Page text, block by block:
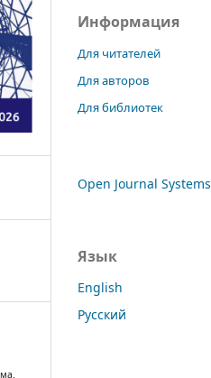
Информация
Для читателей
Для авторов
Для библиотек
Open Journal Systems
Язык
English
Русский